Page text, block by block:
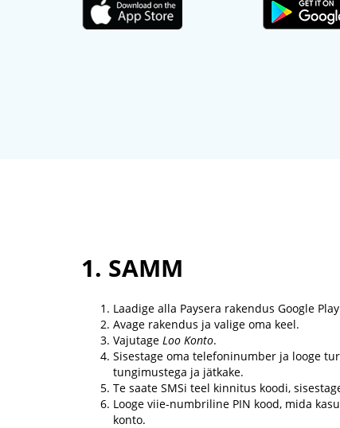
1. SAMM
Laadige alla Paysera rakendus Google
Avage rakendus ja valige oma keel.
Vajutage Loo Konto.
Sisestage oma telefoninumber ja looge
tungimustega ja jätkake.
Te saate SMSi teel kinnitus koodi,
Looge viie-numbriline PIN kood, mida
konto.